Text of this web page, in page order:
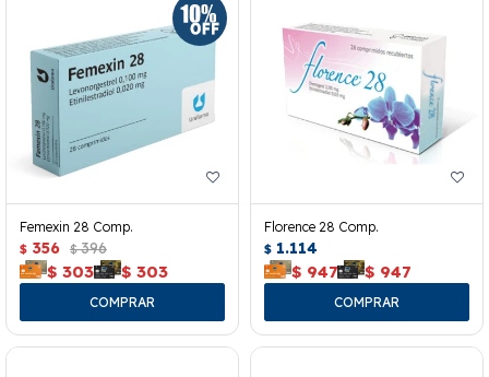
Femexin 28 Comp.
$ 356 $ 396
$ 303 $ 303
Florence 28 Comp.
$ 1.114
$ 947 $ 947